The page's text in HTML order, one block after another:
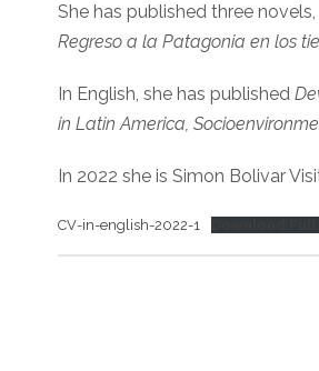
She has published three novels,
Regreso a la Patagonia en los
In English, she has published
in Latin America,
In 2022 she is Simon Bolivar
CV-in-english-2022-1